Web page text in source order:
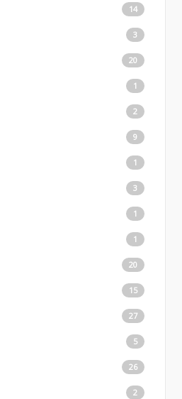
14
3
20
1
2
9
1
3
1
1
20
15
27
5
26
2